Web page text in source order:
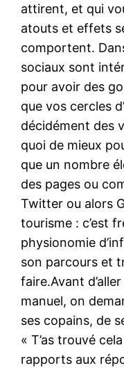
attirent, et qui
atouts et effets
comportent.
sociaux sont
pour avoir des
que vos cercles
décidément des
quoi de mieux
que un nombre
des pages ou
Twitter ou alors
tourisme : c’est
physionomie
son parcours et
faire.Avant
manuel, on
ses copains, de
« T’as trouvé
rapports aux